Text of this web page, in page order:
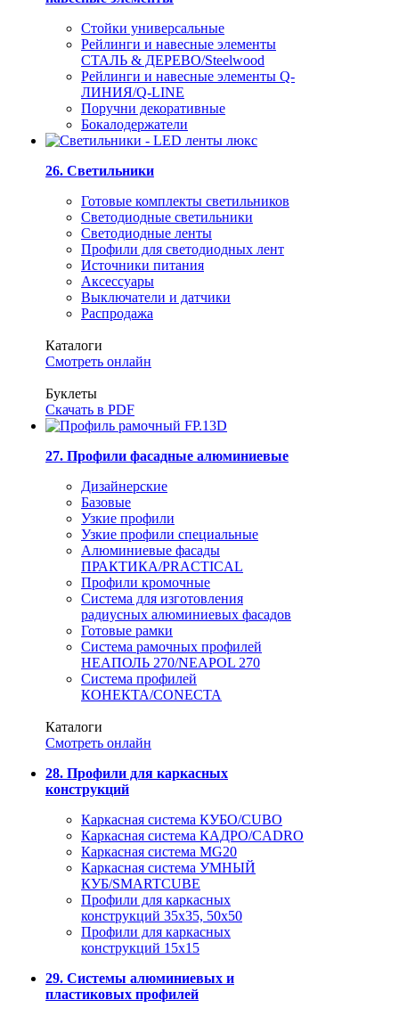
Стойки универсальные
Рейлинги и навесные элементы
СТАЛЬ & ДЕРЕВО/Steelwood
Рейлинги и навесные элементы Q-
ЛИНИЯ/Q-LINE
Поручни декоративные
Бокалодержатели
26. Светильники
Готовые комплекты светильников
Светодиодные светильники
Светодиодные ленты
Профили для светодиодных лент
Источники питания
Аксессуары
Выключатели и датчики
Распродажа
Каталоги
Смотреть онлайн
Буклеты
Скачать в PDF
27. Профили фасадные алюминиевые
Дизайнерские
Базовые
Узкие профили
Узкие профили специальные
Алюминиевые фасады
ПРАКТИКА/PRACTICAL
Профили кромочные
Система для изготовления
радиусных алюминиевых фасадов
Готовые рамки
Система рамочных профилей
НЕАПОЛЬ 270/NEAPOL 270
Система профилей
КОНЕКТА/CONECTA
Каталоги
Смотреть онлайн
28. Профили для каркасных
конструкций
Каркасная система КУБО/CUBO
Каркасная система КАДРО/CADRO
Каркасная система MG20
Каркасная система УМНЫЙ
КУБ/SMARTCUBE
Профили для каркасных
конструкций 35x35, 50x50
Профили для каркасных
конструкций 15х15
29. Системы алюминиевых и
пластиковых профилей